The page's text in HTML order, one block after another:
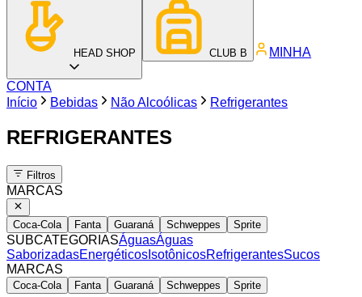
HEAD SHOP CLUB B MINHA
CONTA
Início
Bebidas Não Alcoólicas Refrigerantes
REFRIGERANTES
Filtros
MARCAS
Coca-Cola Fanta Guaraná Schweppes Sprite
SUBCATEGORIASÁguasÁguas
SaborizadasEnergéticos IsotônicosRefrigerantesSucos
MARCAS
Coca-Cola Fanta Guaraná Schweppes Sprite